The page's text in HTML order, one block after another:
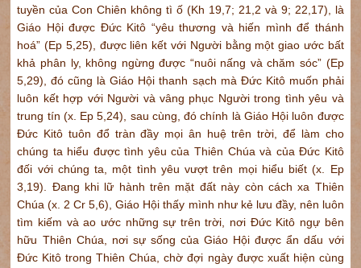
tuyền của Con Chiên không tì ố (Kh 19,7; 21,2 và 9; 22,17), là
Giáo Hội được Đức Kitô “yêu thương và hiến mình để thánh
hoá” (Ep 5,25), được liên kết với Người bằng một giao ước bất
khả phân ly, không ngừng được “nuôi nấng và chăm sóc” (Ep
5,29), đó cũng là Giáo Hội thanh sạch mà Đức Kitô muốn phải
luôn kết hợp với Người và vâng phục Người trong tình yêu và
trung tín (x. Ep 5,24), sau cùng, đó chính là Giáo Hội luôn được
Đức Kitô tuôn đổ tràn đầy mọi ân huệ trên trời, để làm cho
chúng ta hiểu được tình yêu của Thiên Chúa và của Đức Kitô
đối với chúng ta, một tình yêu vượt trên mọi hiểu biết (x. Ep
3,19). Đang khi lữ hành trên mặt đất này còn cách xa Thiên
Chúa (x. 2 Cr 5,6), Giáo Hội thấy mình như kẻ lưu đầy, nên luôn
tìm kiếm và ao ước những sự trên trời, nơi Đức Kitô ngự bên
hữu Thiên Chúa, nơi sự sống của Giáo Hội được ẩn dấu với
Đức Kitô trong Thiên Chúa, chờ đợi ngày được xuất hiện cùng